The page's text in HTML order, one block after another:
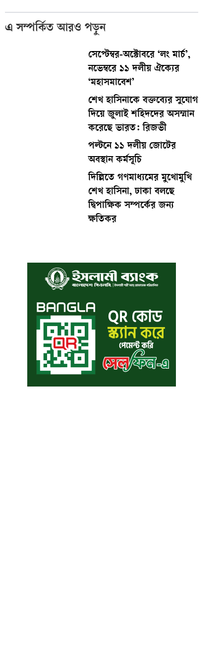
এ সম্পর্কিত আরও পড়ুন
সেপ্টেম্বর-অক্টোবরে ‘লং মার্চ’,
নভেম্বরে ১১ দলীয় ঐক্যের
‘মহাসমাবেশ’
শেখ হাসিনাকে বক্তব্যের সুযোগ
দিয়ে জুলাই শহিদদের অসম্মান
করেছে ভারত: রিজভী
পল্টনে ১১ দলীয় জোটের
অবস্থান কর্মসূচি
দিল্লিতে গণমাধ্যমের মুখোমুখি
শেখ হাসিনা, ঢাকা বলছে
দ্বিপাক্ষিক সম্পর্কের জন্য
ক্ষতিকর